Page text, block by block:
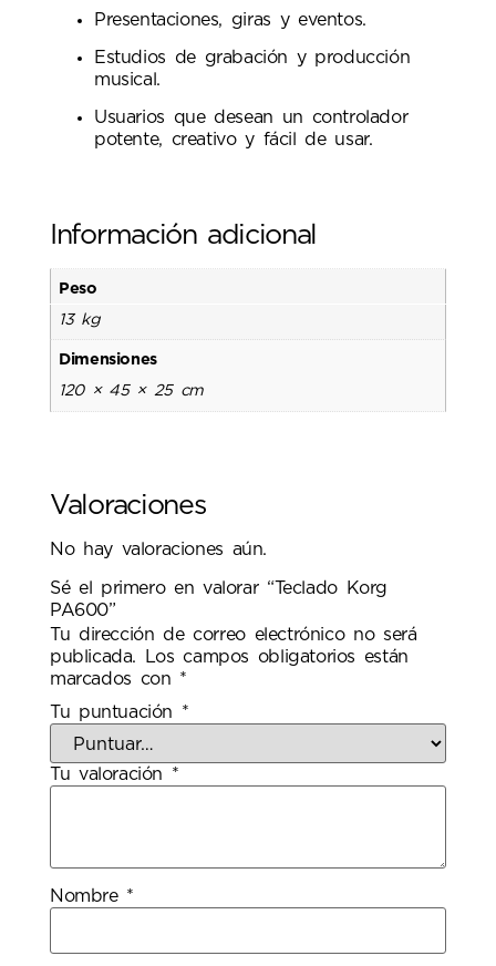
Presentaciones, giras y eventos.
Estudios de grabación y producción
musical.
Usuarios que desean un controlador
potente, creativo y fácil de usar.
Información adicional
Peso
13 kg
Dimensiones
120 × 45 × 25 cm
Valoraciones
No hay valoraciones aún.
Sé el primero en valorar “Teclado Korg
PA600”
Tu dirección de correo electrónico no será
publicada.
Los campos obligatorios están
marcados con *
Tu puntuación *
Tu valoración *
Nombre *